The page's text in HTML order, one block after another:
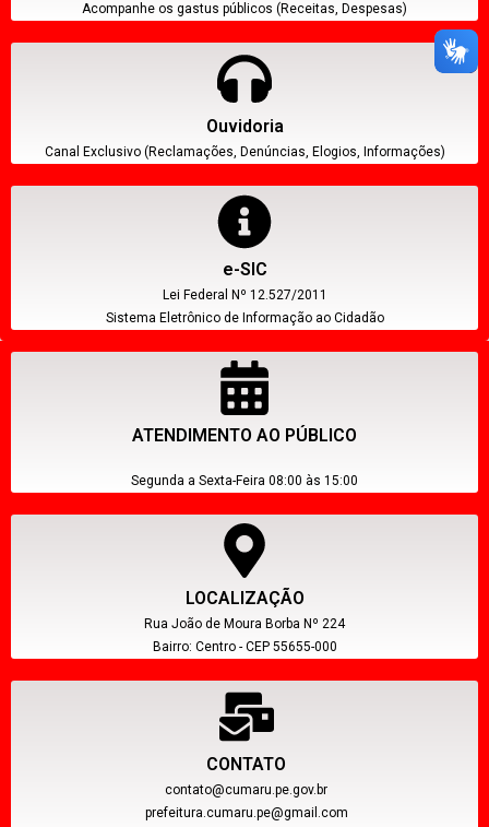
Acompanhe os gastus públicos (Receitas, Despesas)
Ouvidoria
Canal Exclusivo (Reclamações, Denúncias, Elogios, Informações)
e-SIC
Lei Federal Nº 12.527/2011
Sistema Eletrônico de Informação ao Cidadão
ATENDIMENTO AO PÚBLICO
Segunda a Sexta-Feira 08:00 às 15:00
LOCALIZAÇÃO
Rua João de Moura Borba Nº 224
Bairro: Centro - CEP 55655-000
CONTATO
contato@cumaru.pe.gov.br
prefeitura.cumaru.pe@gmail.com